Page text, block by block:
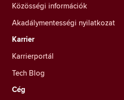
Közösségi információk
Akadálymentességi nyilatkozat
Karrier
Karrierportál
Tech Blog
Cég